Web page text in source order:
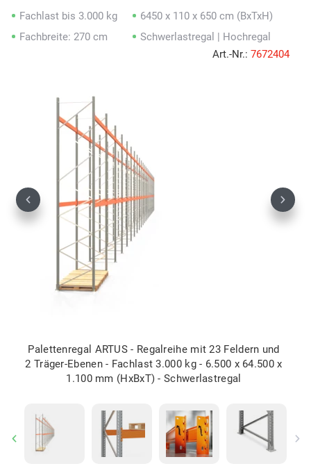
Fachlast bis 3.000 kg
Fachbreite: 270 cm
6450 x 110 x 650 cm (BxTxH)
Schwerlastregal | Hochregal
Art.-Nr.: 7672404
Palettenregal ARTUS - Regalreihe mit 23 Feldern und
2 Träger-Ebenen - Fachlast 3.000 kg - 6.500 x 64.500 x
1.100 mm (HxBxT) - Schwerlastregal
Previous Next
Previous